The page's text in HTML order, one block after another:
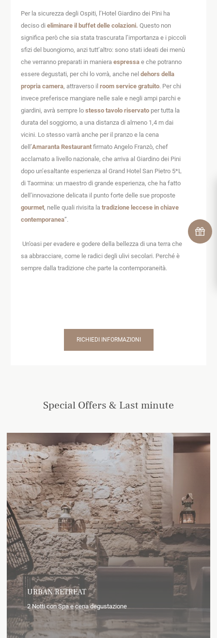
Per la sicurezza degli Ospiti, l’Hotel Giardino dei Pini ha
deciso di eliminare il buffet delle colazioni. Questo non
significa però che sia stata trascurata l’importanza e i piccoli
sfizi del buongiorno, anzi tutt’altro: sono stati ideati dei menù
che verranno preparati in maniera espressae che potranno
essere degustati, per chi lo vorrà, anche nel dehors della
propria camera, attraverso il room service gratuito. Per chi
invece preferisce mangiare nelle sale e negli ampi parchi e
giardini, avrà sempre lo stesso tavolo riservatoper tutta la
durata del soggiorno, a una distanza di almeno 1,4 m dai
vicini. Lo stesso varrà anche per il pranzo e la cena
dell’Amaranta Restaurantfirmato Angelo Franzò, chef
acclamato a livello nazionale, che arriva al Giardino dei Pini
dopo un’esaltante esperienza al Grand Hotel San Pietro 5*L
di Taormina: un maestro di grande esperienza, che ha fatto
dell’innovazione delicata il punto forte delle sue proposte
gourmet, nelle quali rivisita la tradizione leccese in chiave
contemporanea”.
Un’oasi per evadere e godere della bellezza di una terra che
sa abbracciare, come le radici degli ulivi secolari. Perché è
sempre dalla tradizione che parte la contemporaneità.
RICHIEDI INFORMAZIONI
Special Offers & Last minute
URBAN RETREAT
2 Notti con Spa e cena degustazione